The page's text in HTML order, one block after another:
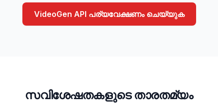
VideoGen API പര്യവേക്ഷണം ചെയ്യുക
സവിശേഷതകളുടെ താരതമ്യം